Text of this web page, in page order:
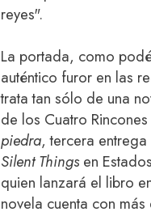
reyes".
La portada, como
auténtico furor en las
trata tan sólo de una
de los Cuatro
piedra, tercera
Silent Thingsen
quien lanzará el libro
novela cuenta con